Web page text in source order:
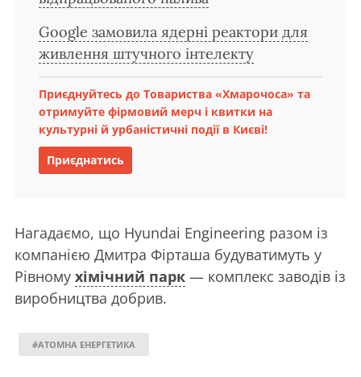
Google замовила ядерні реактори для
живлення штучного інтелекту
Приєднуйтесь до Товариства «Хмарочоса» та
отримуйте фірмовий мерч і квитки на
культурні й урбаністичні події в Києві!
Приєднатись
Нагадаємо, що Hyundai Engineering разом із
компанією Дмитра Фірташа будуватимуть у
Рівному хімічний парк — комплекс заводів із
виробництва добрив.
#АТОМНА ЕНЕРГЕТИКА